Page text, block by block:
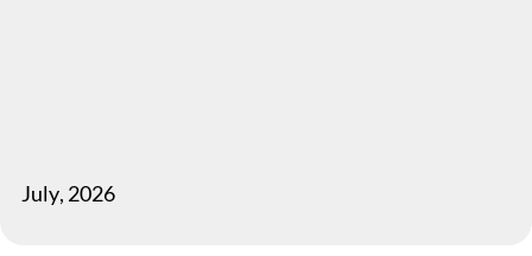
July, 2026